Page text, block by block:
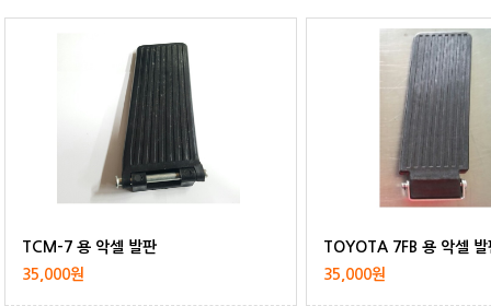
TCM-7 용 악셀 발판
35,000원
TOYOTA 7FB 용 악셀 발
35,000원